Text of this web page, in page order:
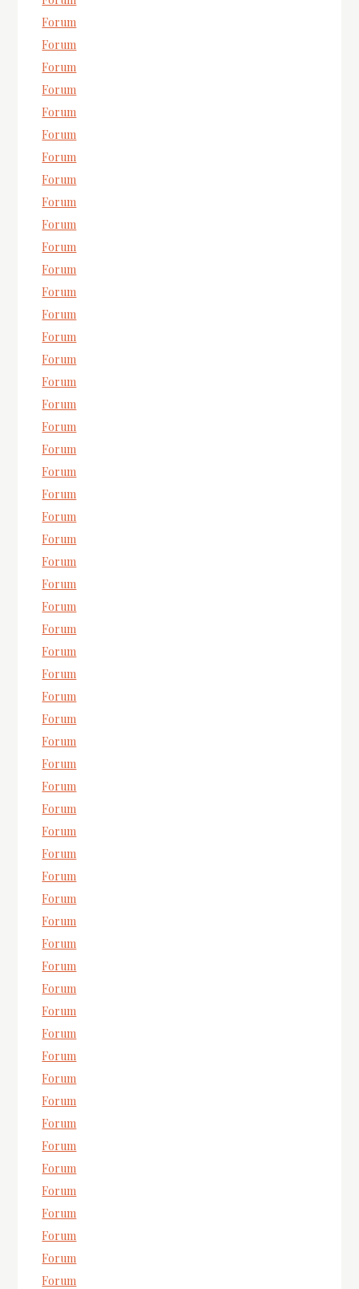
Forum
Forum
Forum
Forum
Forum
Forum
Forum
Forum
Forum
Forum
Forum
Forum
Forum
Forum
Forum
Forum
Forum
Forum
Forum
Forum
Forum
Forum
Forum
Forum
Forum
Forum
Forum
Forum
Forum
Forum
Forum
Forum
Forum
Forum
Forum
Forum
Forum
Forum
Forum
Forum
Forum
Forum
Forum
Forum
Forum
Forum
Forum
Forum
Forum
Forum
Forum
Forum
Forum
Forum
Forum
Forum
Forum